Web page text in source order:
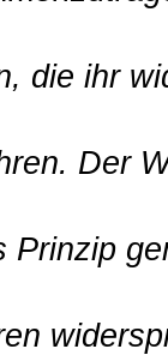
die ihr
Der
Prinzip